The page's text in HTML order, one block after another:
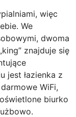
więc
We
dwoma
znajduje się
jest łazienka z
WiFi,
biurko